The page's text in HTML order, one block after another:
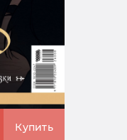
Купить